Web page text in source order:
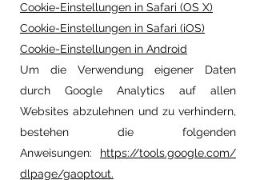
Cookie-Einstellungen in Safari (OS X)
Cookie-Einstellungen in Safari (iOS)
Cookie-Einstellungen in Android
Um die Verwendung eigener Daten
durch Google Analytics auf allen
Websites abzulehnen und zu verhindern,
bestehen die folgenden
Anweisungen: https://tools.google.com/
dlpage/gaoptout.